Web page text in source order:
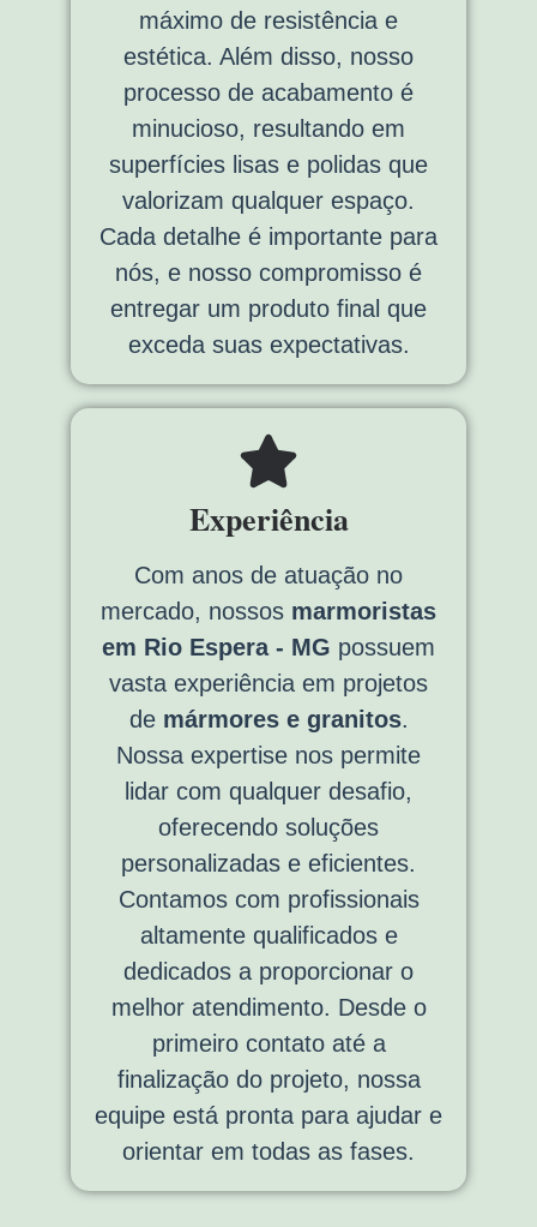
máximo de resistência e
estética. Além disso, nosso
processo de acabamento é
minucioso, resultando em
superfícies lisas e polidas que
valorizam qualquer espaço.
Cada detalhe é importante para
nós, e nosso compromisso é
entregar um produto final que
exceda suas expectativas.
Experiência
Com anos de atuação no
mercado, nossos marmoristas
em Rio Espera - MG possuem
vasta experiência em projetos
de mármores e granitos.
Nossa expertise nos permite
lidar com qualquer desafio,
oferecendo soluções
personalizadas e eficientes.
Contamos com profissionais
altamente qualificados e
dedicados a proporcionar o
melhor atendimento. Desde o
primeiro contato até a
finalização do projeto, nossa
equipe está pronta para ajudar e
orientar em todas as fases.